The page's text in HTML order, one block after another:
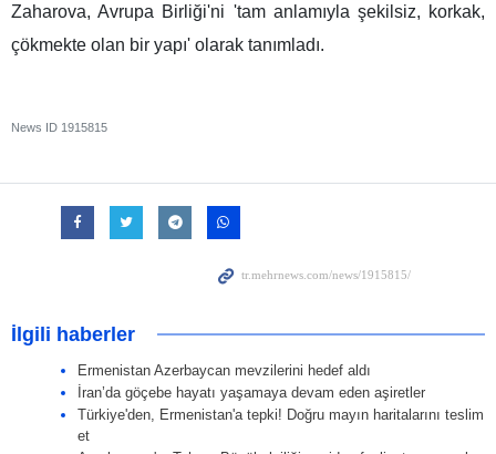
Zaharova, Avrupa Birliği'ni 'tam anlamıyla şekilsiz, korkak,
çökmekte olan bir yapı' olarak tanımladı.
News ID 1915815
İlgili haberler
Ermenistan Azerbaycan mevzilerini hedef aldı
İran’da göçebe hayatı yaşamaya devam eden aşiretler
Türkiye'den, Ermenistan'a tepki! Doğru mayın haritalarını teslim
et